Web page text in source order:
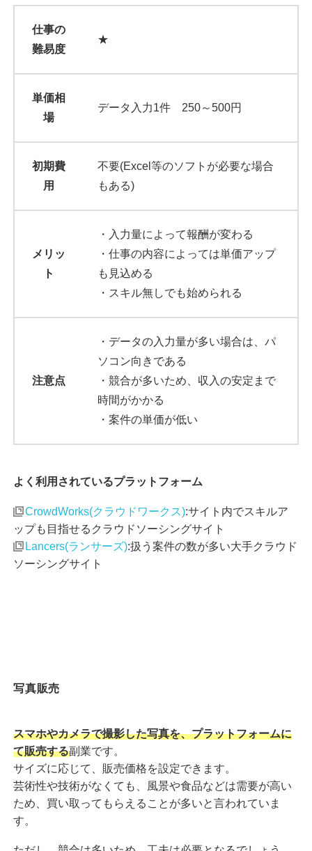
仕事の
難易度
★
単価相
場
データ入力1件 250～500円
初期費
用
不要(Excel等のソフトが必要な場合
もある)
メリッ
ト
・入力量によって報酬が変わる
・仕事の内容によっては単価アップ
も見込める
・スキル無しでも始められる
注意点
・データの入力量が多い場合は、パ
ソコン向きである
・競合が多いため、収入の安定まで
時間がかかる
・案件の単価が低い
よく利用されているプラットフォーム
CrowdWorks(クラウドワークス):サイト内でスキルア
ップも目指せるクラウドソーシングサイト
Lancers(ランサーズ):扱う案件の数が多い大手クラウド
ソーシングサイト
写真販売
スマホやカメラで撮影した写真を、プラットフォームに
て販売する副業です。
サイズに応じて、販売価格を設定できます。
芸術性や技術がなくても、風景や食品などは需要が高い
ため、買い取ってもらえることが多いと言われていま
す。